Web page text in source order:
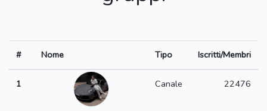
# Nome Tipo Iscritti/Membri
1 Canale 22476